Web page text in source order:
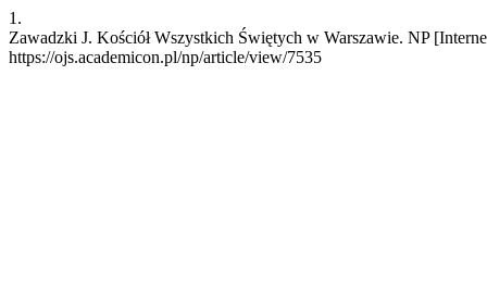
1.
Zawadzki J. Kościół Wszystkich Świętych w Warszawie. NP
https://ojs.academicon.pl/np/article/view/7535